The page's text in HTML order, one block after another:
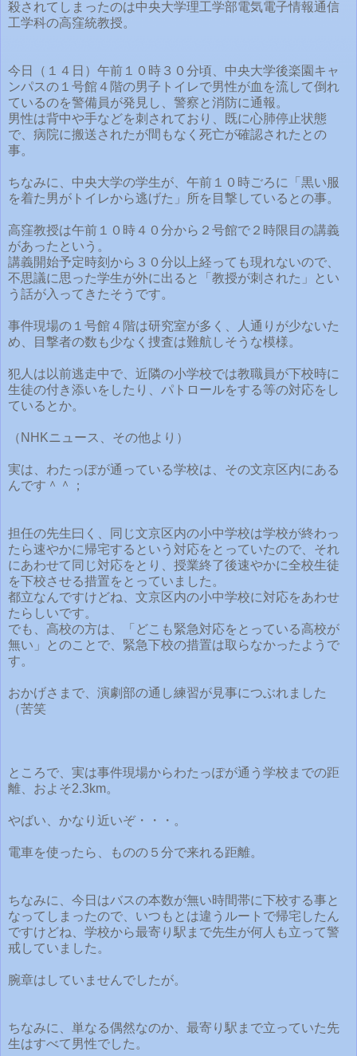
殺されてしまったのは中央大学理工学部電気電子情報通信
工学科の高窪統教授。
今日（１４日）午前１０時３０分頃、中央大学後楽園キャ
ンパスの１号館４階の男子トイレで男性が血を流して倒れ
ているのを警備員が発見し、警察と消防に通報。
男性は背中や手などを刺されており、既に心肺停止状態
で、病院に搬送されたが間もなく死亡が確認されたとの
事。
ちなみに、中央大学の学生が、午前１０時ごろに「黒い服
を着た男がトイレから逃げた」所を目撃しているとの事。
高窪教授は午前１０時４０分から２号館で２時限目の講義
があったという。
講義開始予定時刻から３０分以上経っても現れないので、
不思議に思った学生が外に出ると「教授が刺された」とい
う話が入ってきたそうです。
事件現場の１号館４階は研究室が多く、人通りが少ないた
め、目撃者の数も少なく捜査は難航しそうな模様。
犯人は以前逃走中で、近隣の小学校では教職員が下校時に
生徒の付き添いをしたり、パトロールをする等の対応をし
ているとか。
（NHKニュース、その他より）
実は、わたっぽが通っている学校は、その文京区内にある
んです＾＾；
担任の先生曰く、同じ文京区内の小中学校は学校が終わっ
たら速やかに帰宅するという対応をとっていたので、それ
にあわせて同じ対応をとり、授業終了後速やかに全校生徒
を下校させる措置をとっていました。
都立なんですけどね、文京区内の小中学校に対応をあわせ
たらしいです。
でも、高校の方は、「どこも緊急対応をとっている高校が
無い」とのことで、緊急下校の措置は取らなかったようで
す。
おかげさまで、演劇部の通し練習が見事につぶれました
（苦笑
ところで、実は事件現場からわたっぽが通う学校までの距
離、およそ2.3km。
やばい、かなり近いぞ・・・。
電車を使ったら、ものの５分で来れる距離。
ちなみに、今日はバスの本数が無い時間帯に下校する事と
なってしまったので、いつもとは違うルートで帰宅したん
ですけどね、学校から最寄り駅まで先生が何人も立って警
戒していました。
腕章はしていませんでしたが。
ちなみに、単なる偶然なのか、最寄り駅まで立っていた先
生はすべて男性でした。